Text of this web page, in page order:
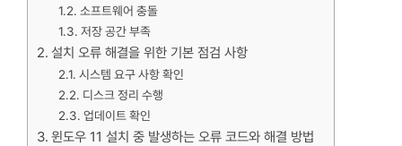
소프트웨어 충돌
저장 공간 부족
설치 오류 해결을 위한 기본 점검 사항
시스템 요구 사항 확인
디스크 정리 수행
업데이트 확인
윈도우 11 설치 중 발생하는 오류 코드와 해결 방법